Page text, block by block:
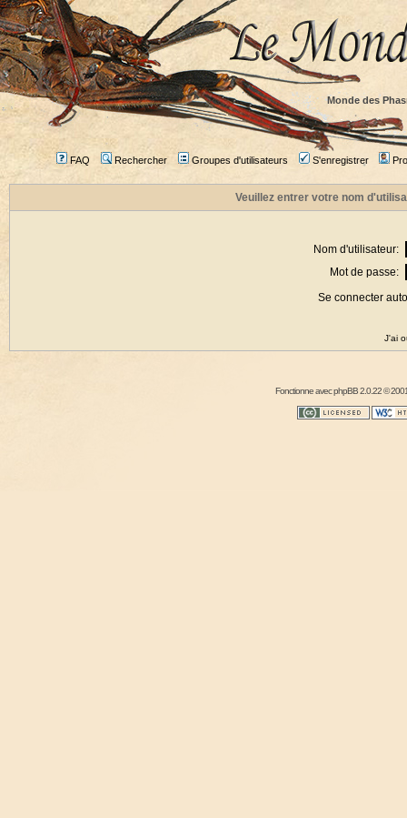
Monde des
FAQ Rechercher Groupes d'utilisateurs S'enregistrer
Veuillez entrer votre nom
Nom d'utilisateur:
Mot de passe:
Se connecter
J'ai
Fonctionne avecphpBB2.0.22 ©